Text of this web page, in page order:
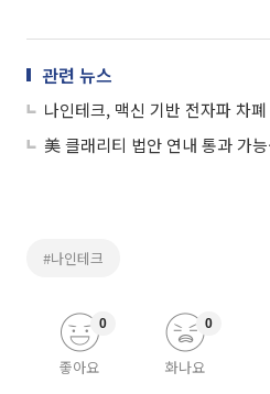
관련 뉴스
#나인테크
좋아요
0
화나요
0